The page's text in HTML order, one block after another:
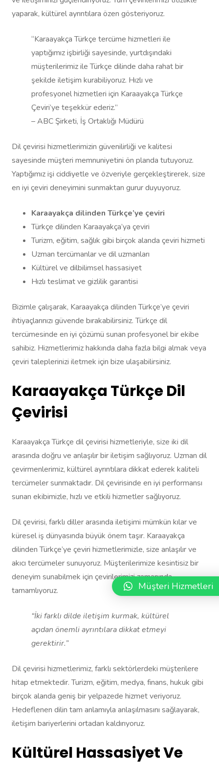
yaparak, kültürel ayrıntılara özen gösteriyoruz.
“Karaayakça Türkçe tercüme hizmetleri ile
yaptığımız işbirliği sayesinde, yurtdışındaki
müşterilerimiz ile Türkçe dilinde daha rahat bir
şekilde iletişim kurabiliyoruz. Hızlı ve
profesyonel hizmetleri için Karaayakça Türkçe
Çeviri’ye teşekkür ederiz.”
– ABC Şirketi, İş Ortaklığı Müdürü
Dil çevirisi hizmetlerimizin güvenilirliği ve kalitesi
sayesinde müşteri memnuniyetini ön planda tutuyoruz.
Yaptığımız işi ciddiyetle ve özveriyle gerçekleştirerek, size
en iyi çeviri deneyimini sunmaktan gurur duyuyoruz.
Karaayakça dilinden Türkçe’ye çeviri
Türkçe dilinden Karaayakça’ya çeviri
Turizm, eğitim, sağlık gibi birçok alanda çeviri hizmeti
Uzman tercümanlar ve dil uzmanları
Kültürel ve dilbilimsel hassasiyet
Hızlı teslimat ve gizlilik garantisi
Bizimle çalışarak, Karaayakça dilinden Türkçe’ye çeviri
ihtiyaçlarınızı güvende bırakabilirsiniz. Türkçe dil
tercümesinde en iyi çözümü sunan profesyonel bir ekibe
sahibiz. Hizmetlerimiz hakkında daha fazla bilgi almak veya
çeviri taleplerinizi iletmek için bize ulaşabilirsiniz.
Karaayakça Türkçe Dil
Çevirisi
Karaayakça Türkçe dil çevirisi hizmetleriyle, size iki dil
arasında doğru ve anlaşılır bir iletişim sağlıyoruz. Uzman dil
çevirmenlerimiz, kültürel ayrıntılara dikkat ederek kaliteli
tercümeler sunmaktadır. Dil çevirisinde en iyi performansı
sunan ekibimizle, hızlı ve etkili hizmetler sağlıyoruz.
Dil çevirisi, farklı diller arasında iletişimi mümkün kılar ve
küresel iş dünyasında büyük önem taşır. Karaayakça
dilinden Türkçe’ye çeviri hizmetlerimizle, size anlaşılır ve
akıcı tercümeler sunuyoruz. Müşterilerimize kesintisiz bir
deneyim sunabilmek için çevirilerimizi zamanında
tamamlıyoruz.
“İki farklı dilde iletişim kurmak, kültürel
açıdan önemli ayrıntılara dikkat etmeyi
gerektirir.”
Dil çevirisi hizmetlerimiz, farklı sektörlerdeki müşterilere
hitap etmektedir. Turizm, eğitim, medya, finans, hukuk gibi
birçok alanda geniş bir yelpazede hizmet veriyoruz.
Hedeflenen dilin tam anlamıyla anlaşılmasını sağlayarak,
iletişim bariyerlerini ortadan kaldırıyoruz.
Kültürel Hassasiyet Ve
Müşteri Hizmetleri